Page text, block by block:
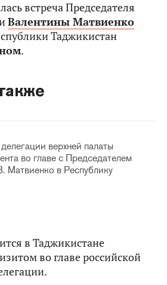
встреча Председателя
Валентины Матвиенко
Таджикистан
.
верхней палаты
во главе с Председателем
Матвиенко в Республику
в Таджикистане
во главе российской